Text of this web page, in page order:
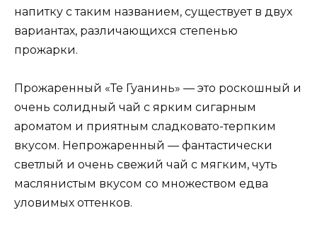
напитку с таким названием, существует в двух
вариантах, различающихся степенью
прожарки.
Прожаренный «Те Гуанинь» — это роскошный и
очень солидный чай с ярким сигарным
ароматом и приятным сладковато-терпким
вкусом. Непрожаренный — фантастически
светлый и очень свежий чай с мягким, чуть
маслянистым вкусом со множеством едва
уловимых оттенков.